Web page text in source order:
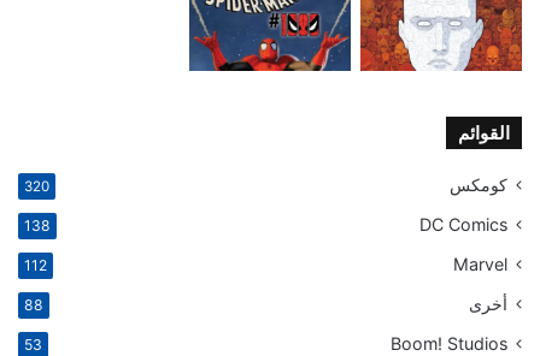
القوائم
كومكس 320
DC Comics
138
Marvel
112
أخرى 88
Boom! Studios
53